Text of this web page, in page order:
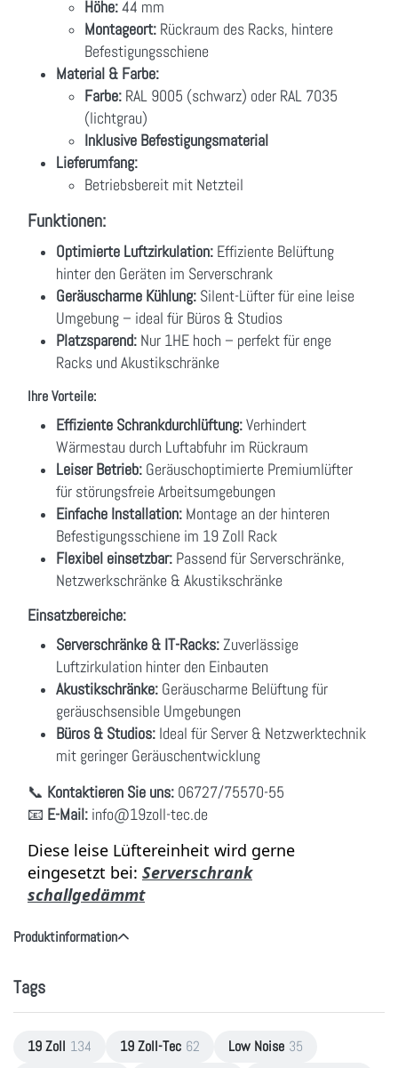
Höhe:44 mm
Montageort: Rückraum des Racks, hintere
Befestigungsschiene
Material & Farbe:
Farbe: RAL 9005 (schwarz) oder RAL 7035
(lichtgrau)
Inklusive Befestigungsmaterial
Lieferumfang:
Betriebsbereit mit Netzteil
Funktionen:
Optimierte Luftzirkulation: Effiziente Belüftung
hinter den Geräten im Serverschrank
Geräuscharme Kühlung: Silent-Lüfter für eine leise
Umgebung – ideal für Büros & Studios
Platzsparend: Nur 1HE hoch – perfekt für enge
Racks und Akustikschränke
Ihre Vorteile:
Effiziente Schrankdurchlüftung:Verhindert
Wärmestau durch Luftabfuhr im Rückraum
Leiser Betrieb: Geräuschoptimierte Premiumlüfter
für störungsfreie Arbeitsumgebungen
Einfache Installation: Montage an der hinteren
Befestigungsschiene im 19 Zoll Rack
Flexibel einsetzbar: Passend für Serverschränke,
Netzwerkschränke & Akustikschränke
Einsatzbereiche:
Serverschränke & IT-Racks:Zuverlässige
Luftzirkulation hinter den Einbauten
Akustikschränke: Geräuscharme Belüftung für
geräuschsensible Umgebungen
Büros & Studios: Ideal für Server & Netzwerktechnik
mit geringer Geräuschentwicklung
📞 Kontaktieren Sie uns: 06727/75570-55
📧 E-Mail: info@19zoll-tec.de
Diese leise Lüftereinheit wird gerne
eingesetzt bei: Serverschrank
schallgedämmt
Produktinformation
Tags
19 Zoll 134 19 Zoll-Tec 62 Low Noise 35